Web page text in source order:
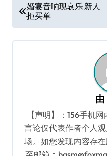
章
导
婚宴音响现哀乐 新人
拒买单
由
【声明】：156手机
言论仅代表作者个人
场。如您发现内容存